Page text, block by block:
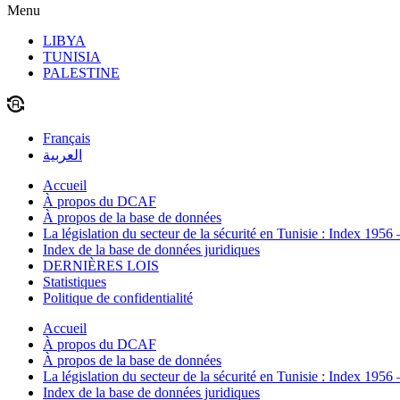
Menu
LIBYA
TUNISIA
PALESTINE
Français
العربية
Accueil
À propos du DCAF
À propos de la base de données
La législation du secteur de la sécurité en Tunisie : Index 1956
Index de la base de données juridiques
DERNIÈRES LOIS
Statistiques
Politique de confidentialité
Accueil
À propos du DCAF
À propos de la base de données
La législation du secteur de la sécurité en Tunisie : Index 1956
Index de la base de données juridiques